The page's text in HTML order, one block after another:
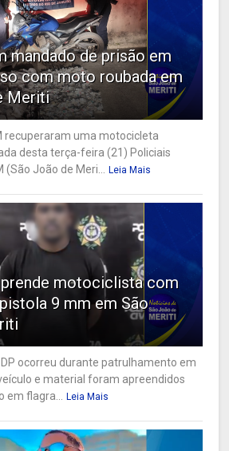
mandado de prisão em
com moto roubada em
Meriti
recuperaram uma motocicleta
desta terça-feira (21) Policiais
(São João de Meri... Leia Mais
motociclista com
9 mm em São
ocorreu durante patrulhamento em
e material foram apreendidos
em flagra... Leia Mais